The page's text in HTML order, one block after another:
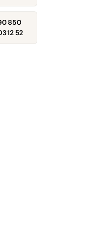
850
12 52